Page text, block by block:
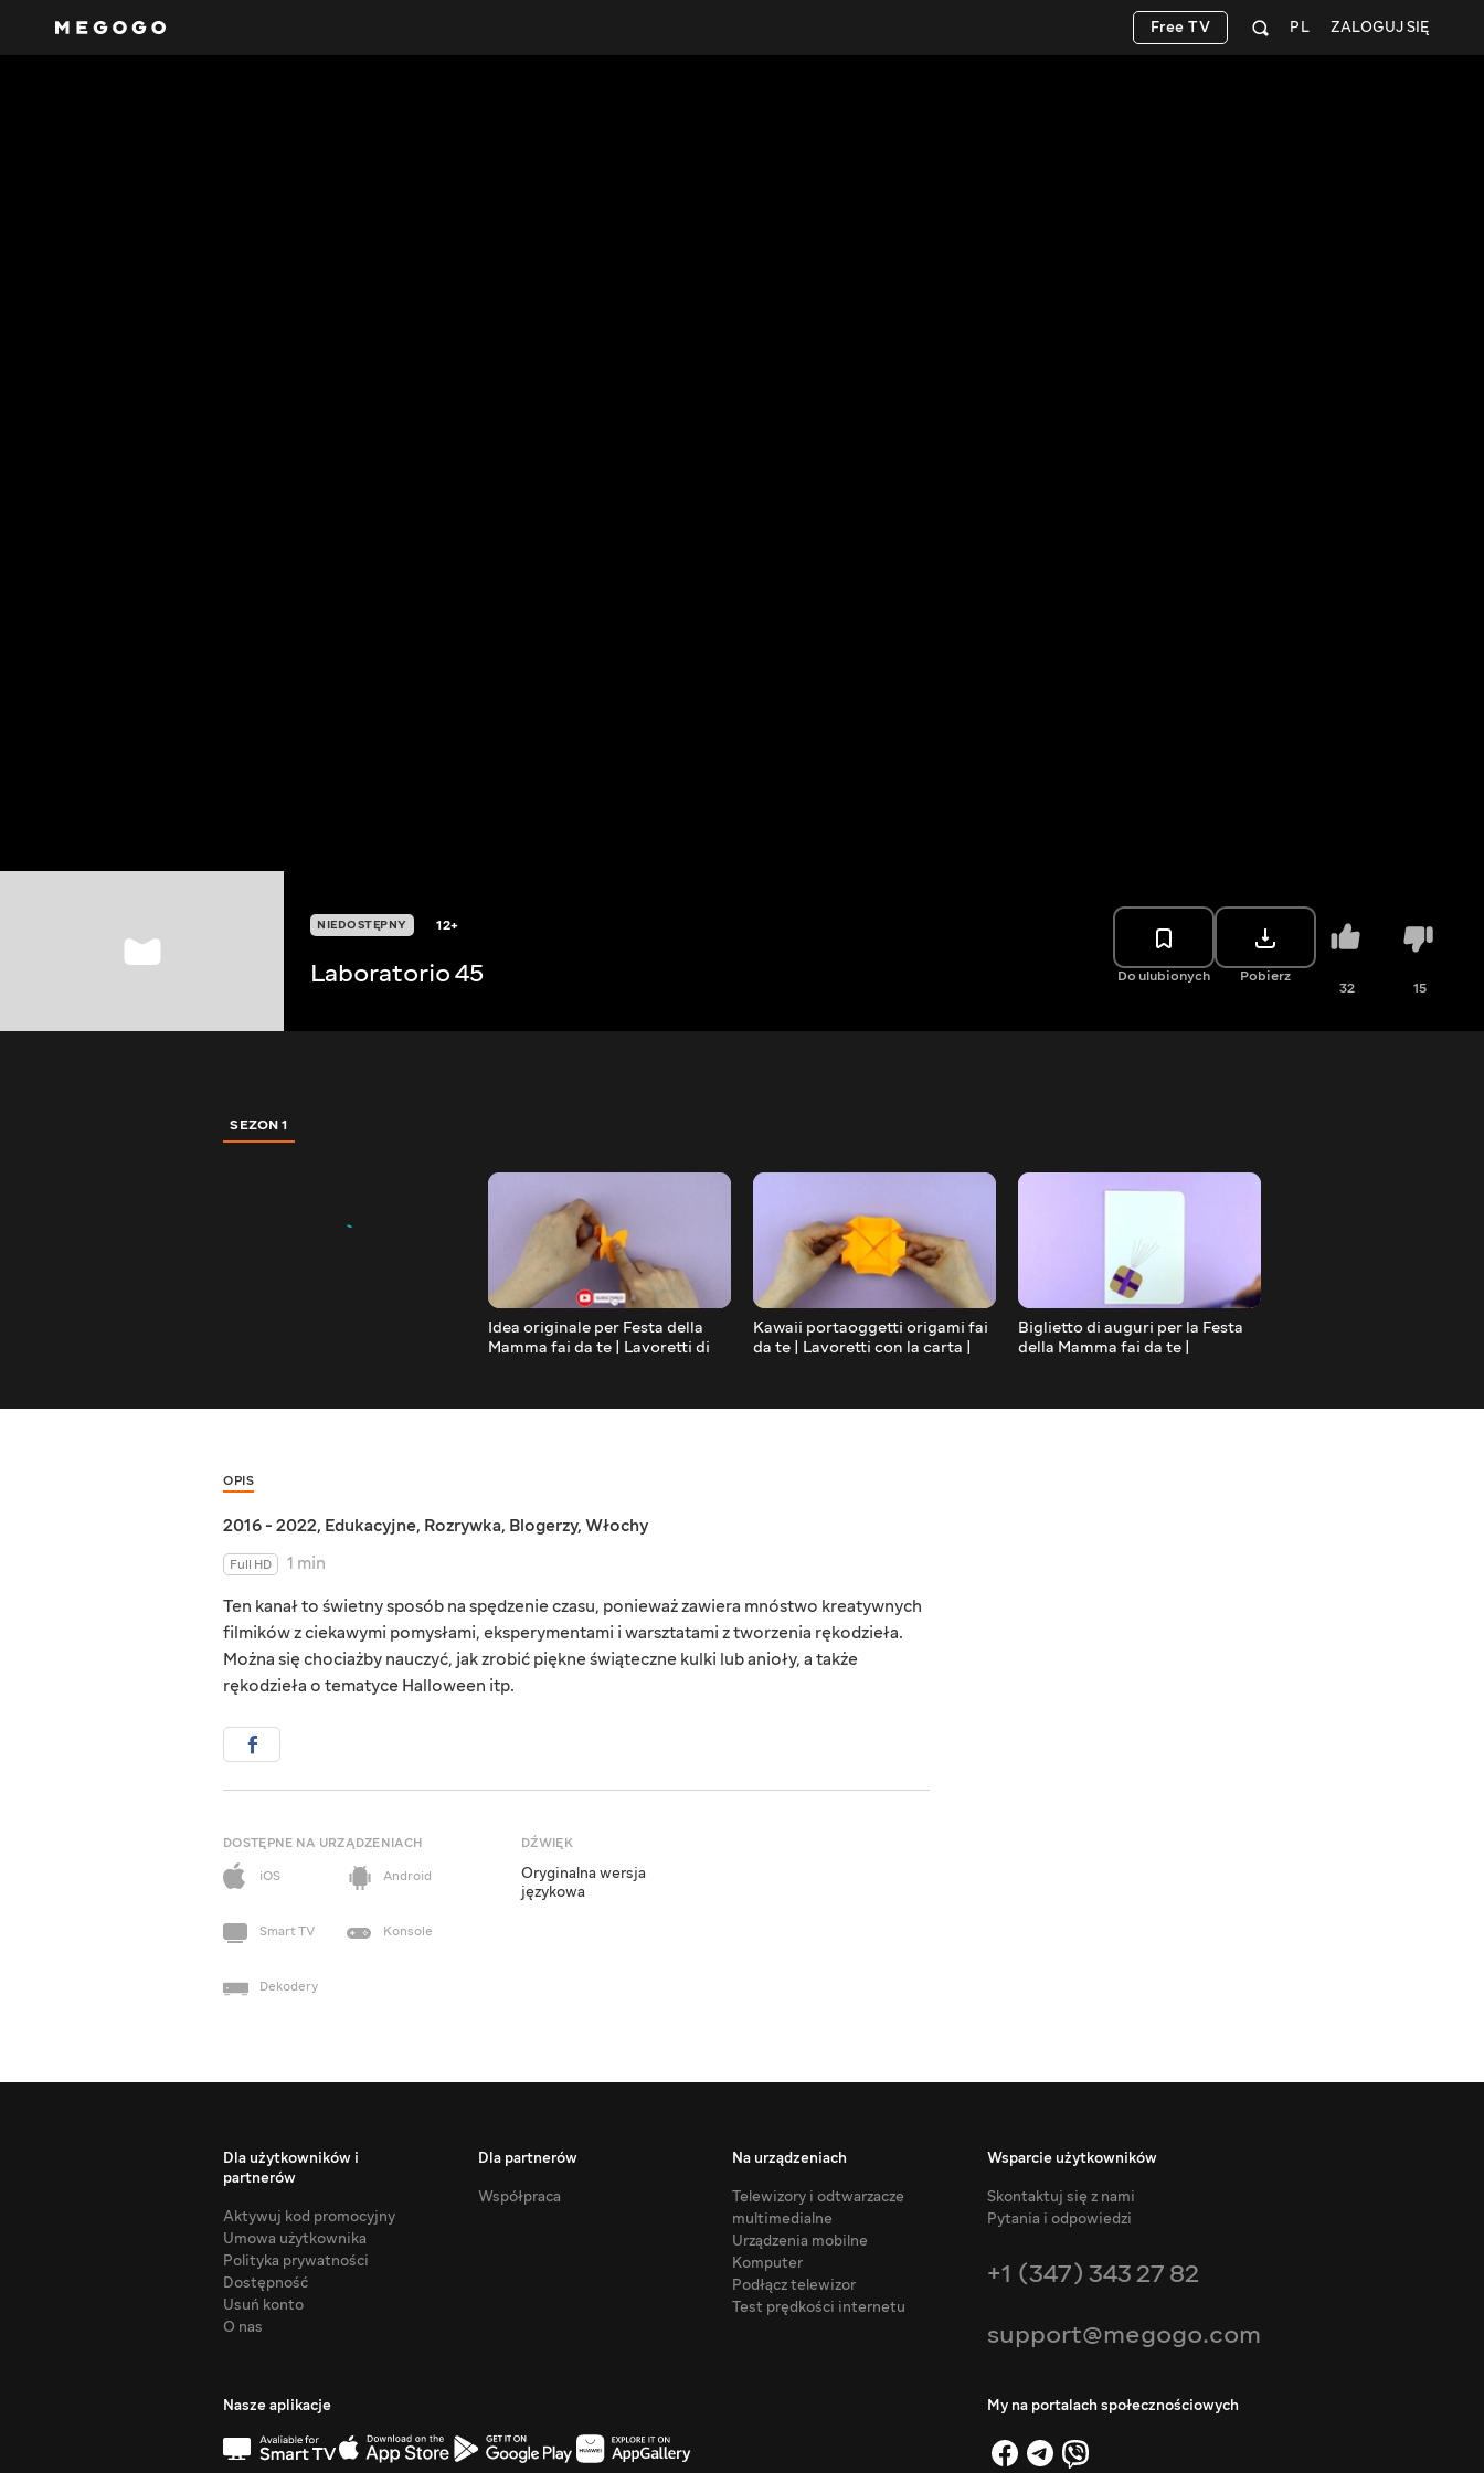
ZALOGUJ SIĘ
PL
Free TV
NIEDOSTĘPNY 12+
Laboratorio 45 Do ulubionych Pobierz
32 15
SEZON 1
Idea originale per Festa della
Mamma fai da te | Lavoretti di
Kawaii portaoggetti origami fai
da te | Lavoretti con la carta |
Biglietto di auguri per la Festa
della Mamma fai da te |
OPIS
2016 - 2022, Edukacyjne, Rozrywka, Blogerzy, Włochy
Full HD
1 min
Ten kanał to świetny sposób na spędzenie czasu, ponieważ zawiera mnóstwo kreatywnych
filmików z ciekawymi pomysłami, eksperymentami i warsztatami z tworzenia rękodzieła.
Można się chociażby nauczyć, jak zrobić piękne świąteczne kulki lub anioły, a także
rękodzieła o tematyce Halloween itp.
DOSTĘPNE NA URZĄDZENIACH
iOS
Android
Smart TV Konsole
Dekodery
DŹWIĘK
Oryginalna wersja
językowa
Dla użytkowników i
partnerów
Aktywuj kod promocyjny
Umowa użytkownika
Polityka prywatności
Dostępność
Usuń konto
O nas
Dla partnerów
Współpraca
Na urządzeniach
Telewizory i odtwarzacze
multimedialne
Urządzenia mobilne
Komputer
Podłącz telewizor
Test prędkości internetu
Wsparcie użytkowników
Skontaktuj się z nami
Pytania i odpowiedzi
+1 (347) 343 27 82
support@megogo.com
Nasze aplikacje My na portalach społecznościowych